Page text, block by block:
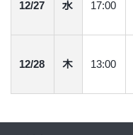
12/27 水 17:00
12/28 木 13:00